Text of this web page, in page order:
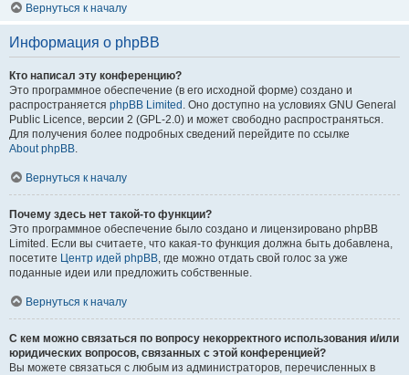
Вернуться к началу
Информация о phpBB
Кто написал эту конференцию?
Это программное обеспечение (в его исходной форме) создано и
распространяется phpBB Limited . Оно доступно на условиях GNU General
Public Licence, версии 2 (GPL-2.0) и может свободно распространяться.
Для получения более подробных сведений перейдите по ссылке
About phpBB.
Вернуться к началу
Почему здесь нет такой-то функции?
Это программное обеспечение было создано и лицензировано phpBB
Limited. Если вы считаете, что какая-то функция должна быть добавлена,
посетите Центр идей phpBB, где можно отдать свой голос за уже
поданные идеи или предложить собственные.
Вернуться к началу
С кем можно связаться по вопросу некорректного использования и/или
юридических вопросов, связанных с этой конференцией?
Вы можете связаться с любым из администраторов, перечисленных в